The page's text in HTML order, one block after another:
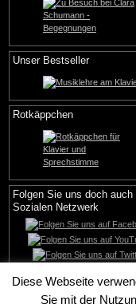
Unser Bestseller
Rotkäppchen
Folgen Sie uns doch auch
Sozialen Netzwerk
Diese Webseite
Sie mit der